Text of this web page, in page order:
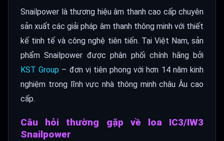
Snailpower là thương hiệu âm thanh cao cấp chuyên
sản xuất các giải pháp âm thanh thông minh với thiết
kế tinh tế và công nghệ tiên tiến. Tại Việt Nam, sản
phẩm Snailpower được phân phối chính hãng bởi
KST Group – đơn vị tiên phong với hơn 14 năm kinh
nghiệm trong lĩnh vực nhà thông minh châu Âu cao
cấp.
Câu hỏi thường gặp về loa IC3/IW3
Snailpower